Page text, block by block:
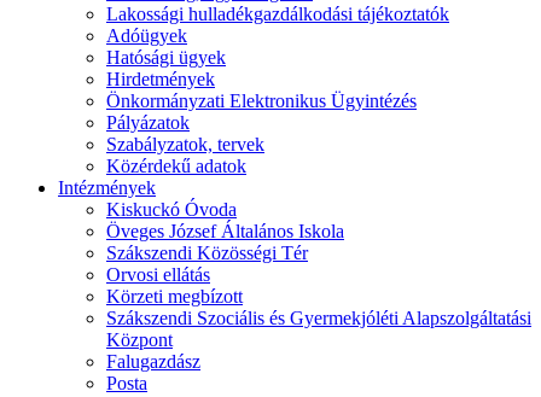
Lakossági hulladékgazdálkodási tájékoztatók
Adóügyek
Hatósági ügyek
Hirdetmények
Önkormányzati Elektronikus Ügyintézés
Pályázatok
Szabályzatok, tervek
Közérdekű adatok
Intézmények
Kiskuckó Óvoda
Öveges József Általános Iskola
Szákszendi Közösségi Tér
Orvosi ellátás
Körzeti megbízott
Szákszendi Szociális és Gyermekjóléti Alapszolgáltatási
Központ
Falugazdász
Posta